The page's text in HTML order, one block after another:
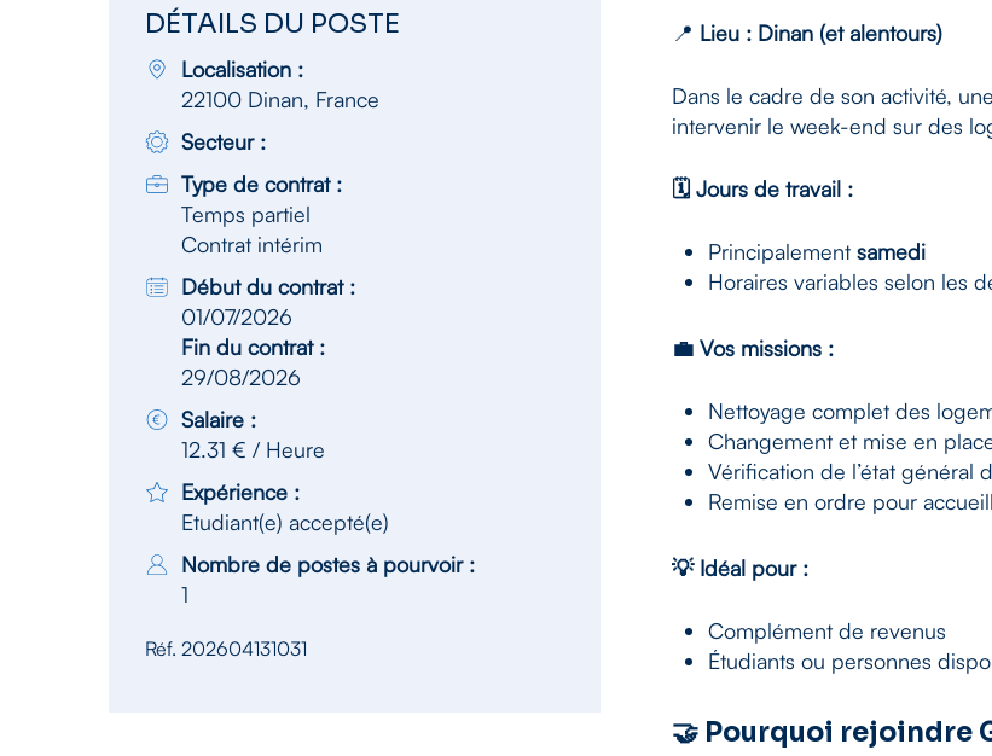
DÉTAILS DU POSTE
Localisation :
22100 Dinan, France
Secteur :
Type de contrat :
Temps partiel
Contrat intérim
Début du contrat :
01/07/2026
Fin du contrat :
29/08/2026
Salaire :
12.31 € / Heure
Expérience :
Etudiant(e) accepté(e)
Nombre de postes à pourvoir :
1
Réf. 202604131031
📍 Lieu : Dinan (et alentours)
Dans le cadre de son activité,
intervenir le week-end sur des
🗓 Jours de travail :
Principalement samedi
Horaires variables selon les
💼 Vos missions :
Nettoyage complet des
Changement et mise en
Vérification de l’état général
Remise en ordre pour
💡 Idéal pour :
Complément de revenus
Étudiants ou personnes
🤝 Pourquoi rejoindre